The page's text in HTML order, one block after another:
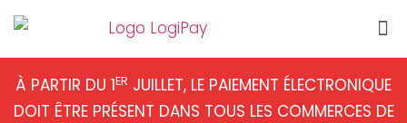
À PARTIR DU 1ER JUILLET, LE PAIEMENT ÉLECTRONIQUE
DOIT ÊTRE PRÉSENT DANS TOUS LES COMMERCES DE